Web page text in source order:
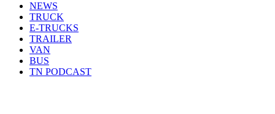
NEWS
TRUCK
E-TRUCKS
TRAILER
VAN
BUS
TN PODCAST